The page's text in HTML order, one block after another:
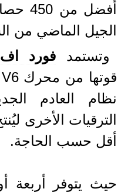
أفضل
الجيل الماضي من
وتستمد فورد اف 150
نظام العادم
الترقيات الأخرى
أقل حسب الحاجة.
حيث يتوفر أربعة